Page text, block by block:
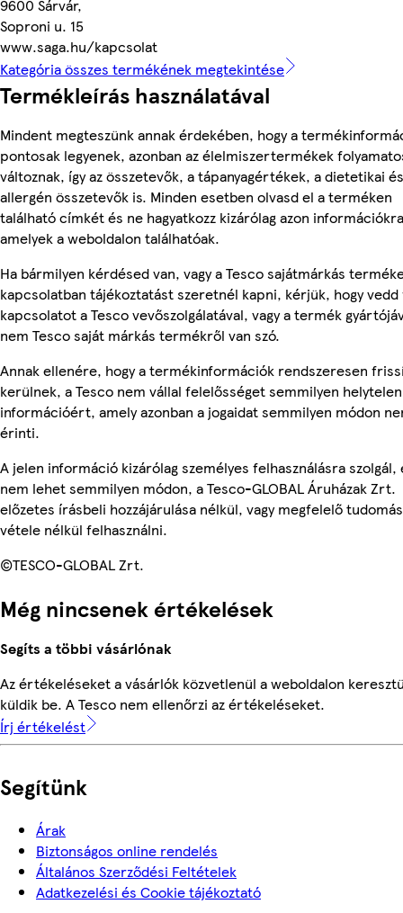
9600 Sárvár,
Soproni u. 15
www.saga.hu/kapcsolat
Kategória összes termékének megtekintése
Termékleírás használatával
Mindent megteszünk annak érdekében, hogy a
pontosak legyenek, azonban az élelmiszertermékek
változnak, így az összetevők, a tápanyagértékek, a dietetikai és
allergén összetevők is. Minden esetben olvasd el a terméken
található címkét és ne hagyatkozz kizárólag azon
amelyek a weboldalon találhatóak.
Ha bármilyen kérdésed van, vagy a Tesco sajátmárkás
kapcsolatban tájékoztatást szeretnél kapni, kérjük, hogy vedd
kapcsolatot a Tesco vevőszolgálatával, vagy a termék
nem Tesco saját márkás termékről van szó.
Annak ellenére, hogy a termékinformációk rendszeresen
kerülnek, a Tesco nem vállal felelősséget semmilyen helytelen
információért, amely azonban a jogaidat semmilyen módon
érinti.
A jelen információ kizárólag személyes felhasználásra szolgál,
nem lehet semmilyen módon, a Tesco-GLOBAL Áruházak Zrt.
előzetes írásbeli hozzájárulása nélkül, vagy megfelelő
vétele nélkül felhasználni.
©TESCO-GLOBAL Zrt.
Még nincsenek értékelések
Segíts a többi vásárlónak
Az értékeléseket a vásárlók közvetlenül a weboldalon
küldik be. A Tesco nem ellenőrzi az értékeléseket.
Írj értékelést
Segítünk
Árak
Biztonságos online rendelés
Általános Szerződési Feltételek
Adatkezelési és Cookie tájékoztató